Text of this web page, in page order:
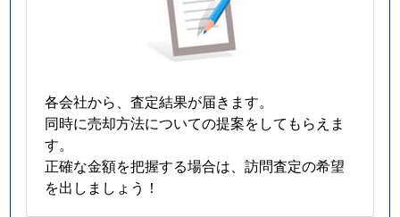
各会社から、査定結果が届きます。
同時に売却方法についての提案をしてもらえま
す。
正確な金額を把握する場合は、訪問査定の希望
を出しましょう！